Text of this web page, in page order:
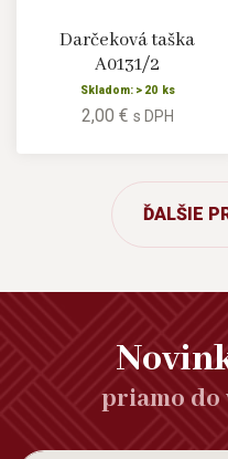
Darčeková taška
A0131/2
Skladom: > 20 ks
2,00 € s DPH
ĎALŠIE
priamo do